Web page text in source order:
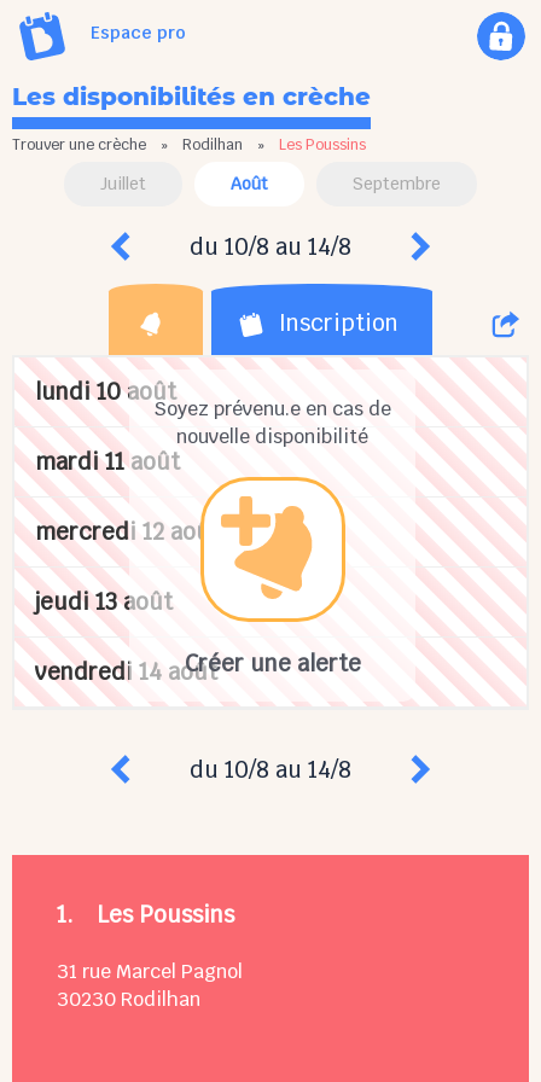
Espace pro
Les disponibilités en crèche
Trouver une crèche » Rodilhan » Les Poussins
Juillet Août Septembre
du 10/8 au 14/8
Inscription
Soyez prévenu.e en cas de
nouvelle disponibilité
Créer une alerte
lundi 10 août
mardi 11 août
mercredi 12 août
jeudi 13 août
vendredi 14 août
du 10/8 au 14/8
1. Les Poussins
31 rue Marcel Pagnol
30230 Rodilhan